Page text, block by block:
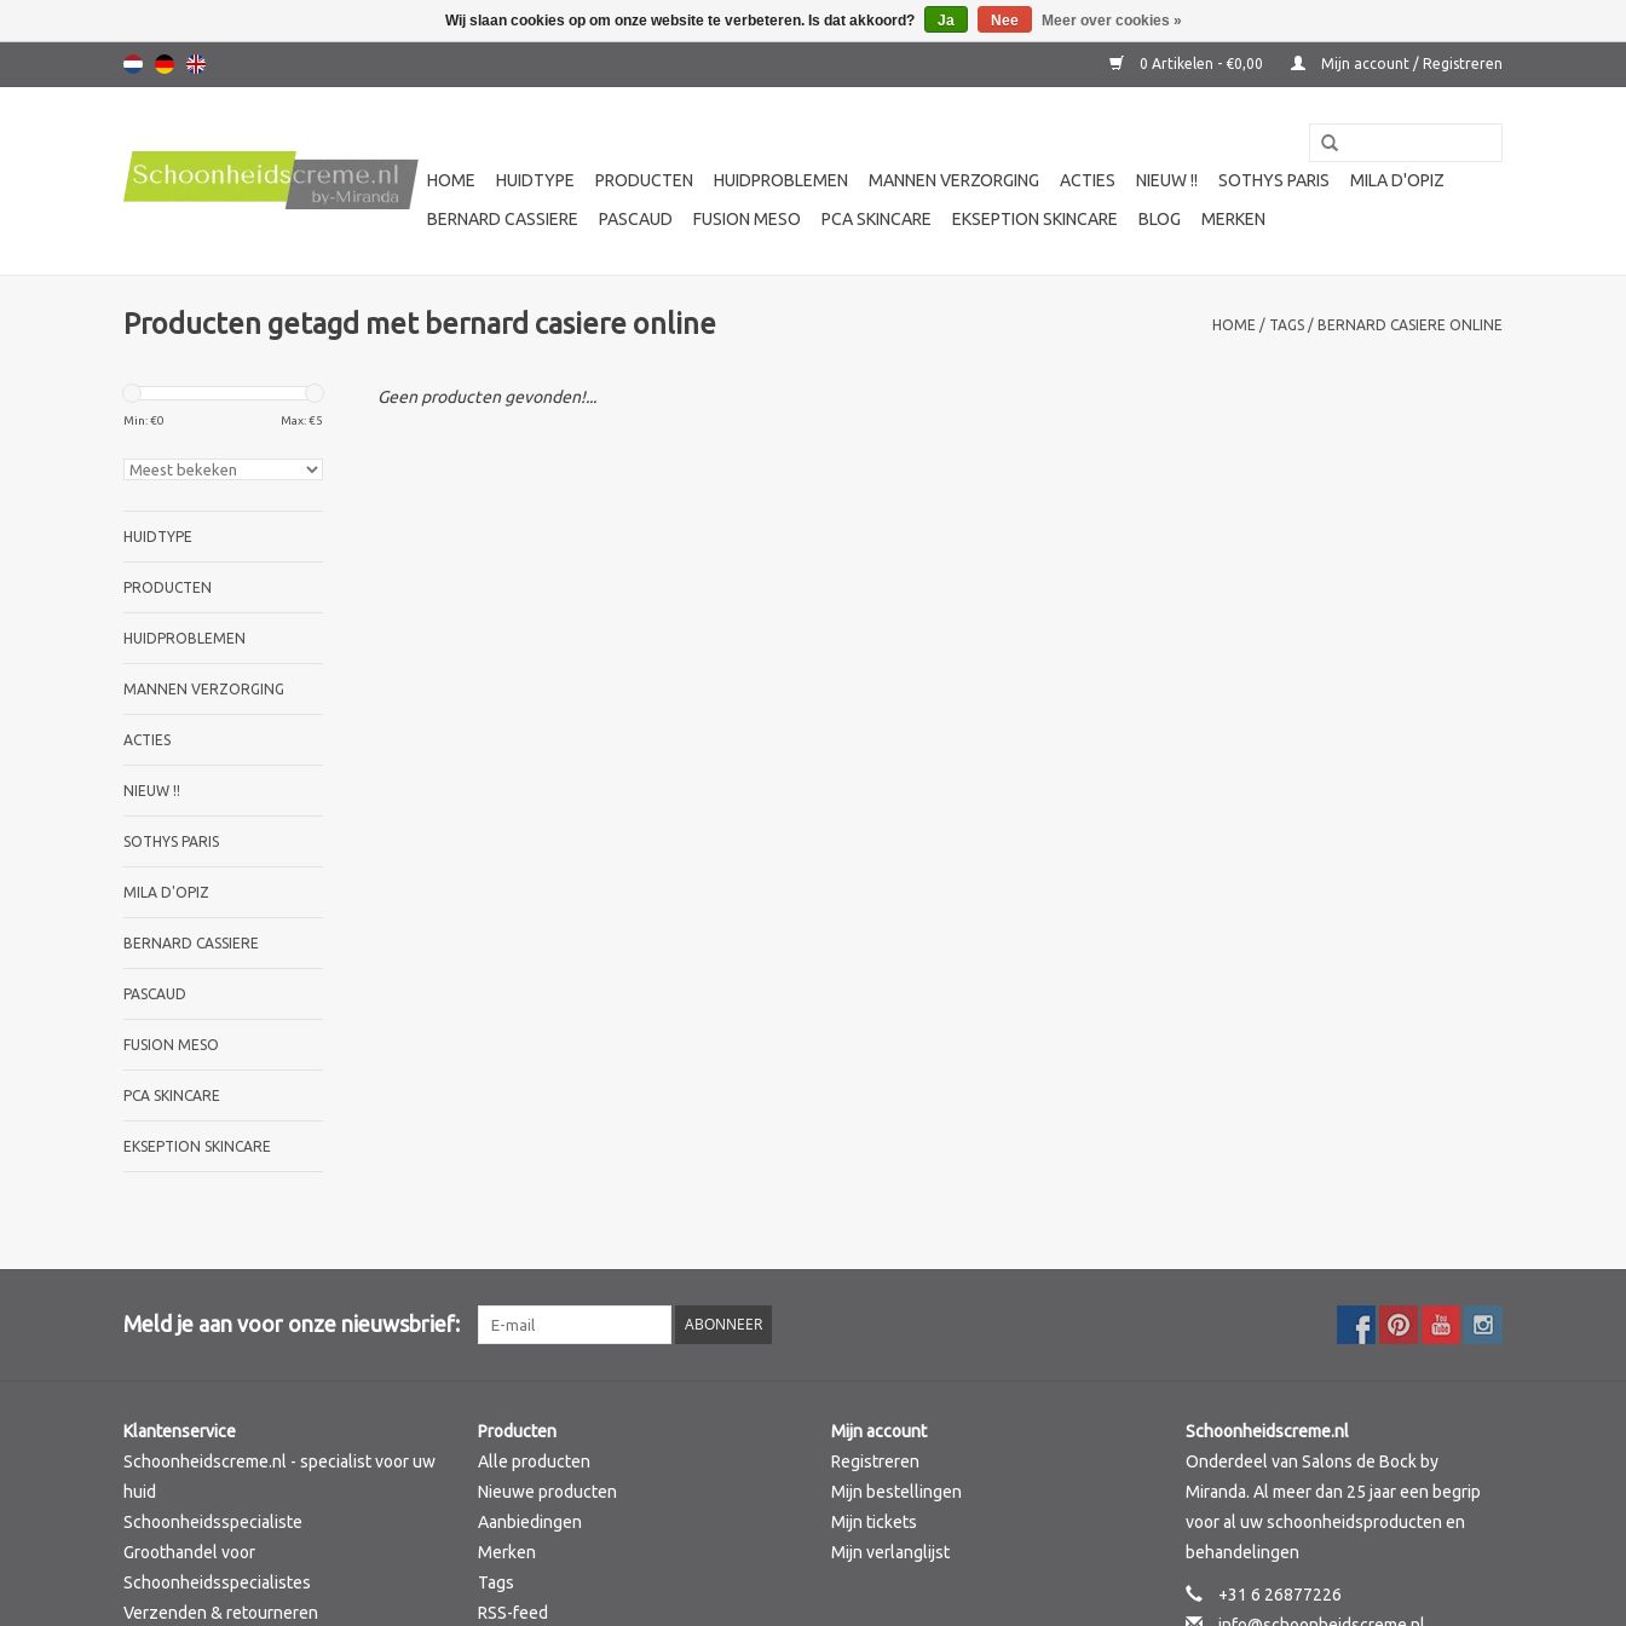
0 Artikelen - €0,00 Mijn account / Registreren
HOME HUIDTYPE PRODUCTEN HUIDPROBLEMEN MANNEN VERZORGING ACTIES NIEUW !! SOTHYS PARIS
MILA D'OPIZ
BERNARD CASSIERE
PASCAUD FUSION MESO PCA SKINCARE EKSEPTION SKINCARE BLOG MERKEN
Producten getagd met bernard casiere online HOME / TAGS / BERNARD CASIERE ONLINE
Min: €0 Max: €5
HUIDTYPE
PRODUCTEN
HUIDPROBLEMEN
MANNEN VERZORGING
ACTIES
NIEUW !!
SOTHYS PARIS
MILA D'OPIZ
BERNARD CASSIERE
PASCAUD
FUSION MESO
PCA SKINCARE
EKSEPTION SKINCARE
Geen producten gevonden!...
Meld je aan voor onze nieuwsbrief: ABONNEER
Klantenservice
Schoonheidscreme.nl - specialist voor uw
huid
Schoonheidsspecialiste
Groothandel voor
Schoonheidsspecialistes
Verzenden & retourneren
Producten
Alle producten
Nieuwe producten
Aanbiedingen
Merken
Tags
RSS-feed
Mijn account
Registreren
Mijn bestellingen
Mijn tickets
Mijn verlanglijst
Schoonheidscreme.nl
Onderdeel van Salons de Bock by
Miranda. Al meer dan 25 jaar een begrip
voor al uw schoonheidsproducten en
behandelingen
+31 6 26877226
Wij slaan cookies op om onze website te verbeteren. Is dat akkoord? Ja Nee Meer over cookies »